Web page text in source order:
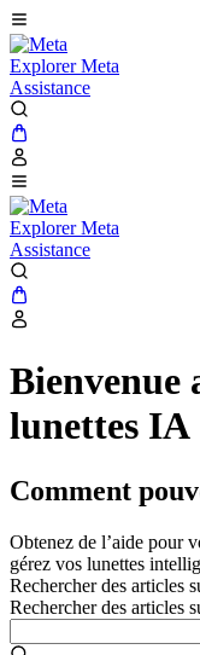
Explorer Meta
Assistance
Explorer Meta
Assistance
Bienvenue
lunettes IA
Comment
Obtenez de l’aide pour
gérez vos lunettes
Rechercher des articles
Rechercher des articles